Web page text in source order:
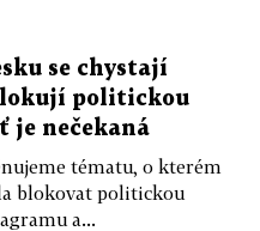
se chystají
politickou
je nečekaná
tématu, o kterém
blokovat politickou
a...